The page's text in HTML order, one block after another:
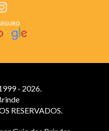
- 2026.
RESERVADOS.